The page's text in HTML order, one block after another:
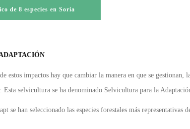
de 8 especies en Soria
estos impactos hay que cambiar la manera en que se gestionan,
Esta selvicultura se ha denominado Selvicultura para la
se han seleccionado las especies forestales más representativas